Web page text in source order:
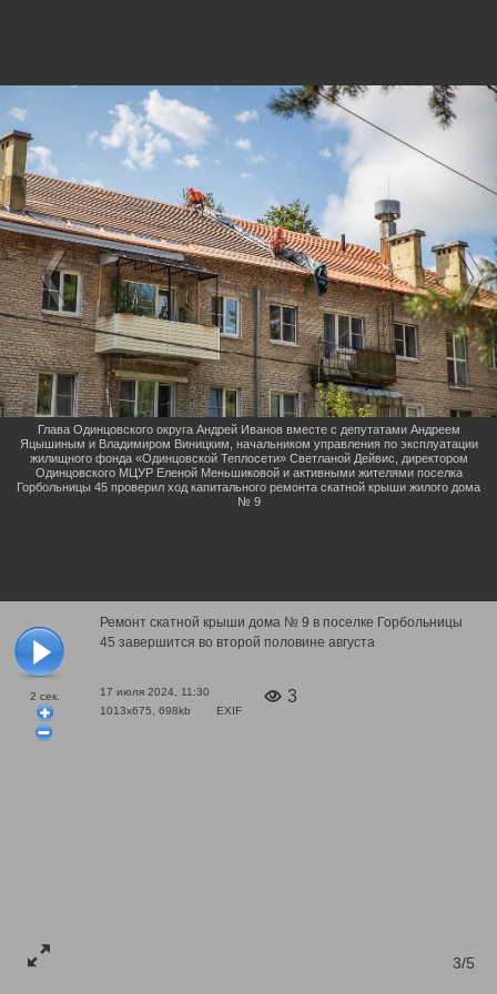
2 сек.
Ремонт скатной крыши дома № 9 в поселке Горбольницы
45 завершится во второй половине августа
17 июля 2024, 11:30
1013x675, 698kb
EXIF
3
3/5
Глава Одинцовского округа Андрей Иванов вместе с депутатами Андреем
Яцышиным и Владимиром Виницким, начальником управления по эксплуатации
жилищного фонда «Одинцовской Теплосети» Светланой Дейвис, директором
Одинцовского МЦУР Еленой Меньшиковой и активными жителями поселка
Горбольницы 45 проверил ход капитального ремонта скатной крыши жилого дома
№ 9